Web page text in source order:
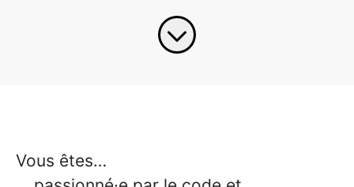
Vous êtes…